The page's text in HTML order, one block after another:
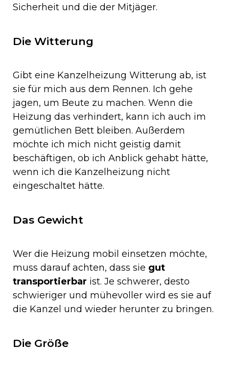
Sicherheit und die der Mitjäger.
Die Witterung
Gibt eine Kanzelheizung Witterung ab, ist
sie für mich aus dem Rennen. Ich gehe
jagen, um Beute zu machen. Wenn die
Heizung das verhindert, kann ich auch im
gemütlichen Bett bleiben. Außerdem
möchte ich mich nicht geistig damit
beschäftigen, ob ich Anblick gehabt hätte,
wenn ich die Kanzelheizung nicht
eingeschaltet hätte.
Das Gewicht
Wer die Heizung mobil einsetzen möchte,
muss darauf achten, dass sie gut
transportierbar ist. Je schwerer, desto
schwieriger und mühevoller wird es sie auf
die Kanzel und wieder herunter zu bringen.
Die Größe